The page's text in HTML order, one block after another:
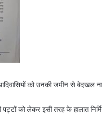
को उनकी जमीन से बेदखल
को लेकर इसी तरह के हालात